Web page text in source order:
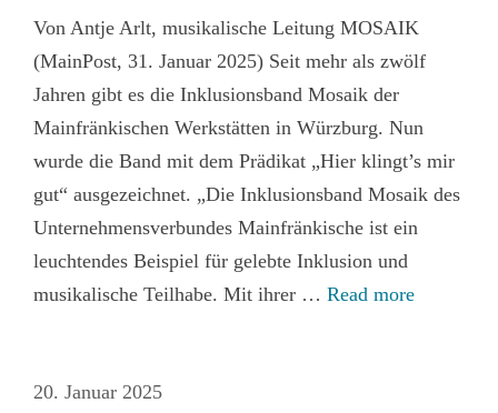
Von Antje Arlt, musikalische Leitung MOSAIK
(MainPost, 31. Januar 2025) Seit mehr als zwölf
Jahren gibt es die Inklusionsband Mosaik der
Mainfränkischen Werkstätten in Würzburg. Nun
wurde die Band mit dem Prädikat „Hier klingt’s mir
gut“ ausgezeichnet. „Die Inklusionsband Mosaik des
Unternehmensverbundes Mainfränkische ist ein
leuchtendes Beispiel für gelebte Inklusion und
musikalische Teilhabe. Mit ihrer … Read more
20. Januar 2025